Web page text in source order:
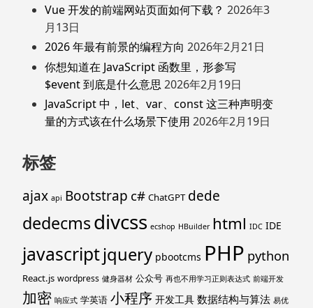
Vue 开发的前端网站页面如何下载？ 2026年3
月13日
2026 年最有前景的编程方向 2026年2月21日
你想知道在 JavaScript 函数里，形参写
$event 到底是什么意思 2026年2月19日
JavaScript 中，let、var、const 这三种声明变
量的方式该在什么场景下使用 2026年2月19日
标签
ajax api Bootstrap c# ChatGPT dede
dedecmsdivcss ecshop HBuilder html IDC IDE
javascriptjquery pbootcms PHP python
React.js wordpress 健身器材 公众号 再也不用学习正则表达式 前端开发
加密 响应式 学英语 小程序 开发工具 数据结构与算法 易优